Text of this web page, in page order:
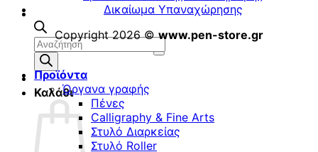
Αναζήτηση
προϊόντων
Καλάθι
Δικαίωμα Υπαναχώρησης
Copyright 2026 ©www.pen-store.gr
Προϊόντα
Όργανα γραφής
Πένες
Calligraphy & Fine Arts
Στυλό Διαρκείας
Στυλό Roller